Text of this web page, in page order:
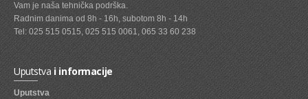
SVEZE VOCE
SVEZE POVRCE
DZEMOVI, MARMALADE I MED
BOMBONI
Vam je naša tehnička podrška.
Radnim danima od 8h - 16h, subotom 8h - 14h
Tel: 025 515 0515, 025 515 0061, 065 33 60 238
Uputstvai informacije
Uputstva